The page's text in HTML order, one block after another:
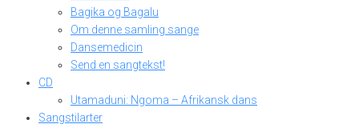
Bagika og Bagalu
Om denne samling sange
Dansemedicin
Send en sangtekst!
CD
Utamaduni: Ngoma – Afrikansk dans
Sangstilarter